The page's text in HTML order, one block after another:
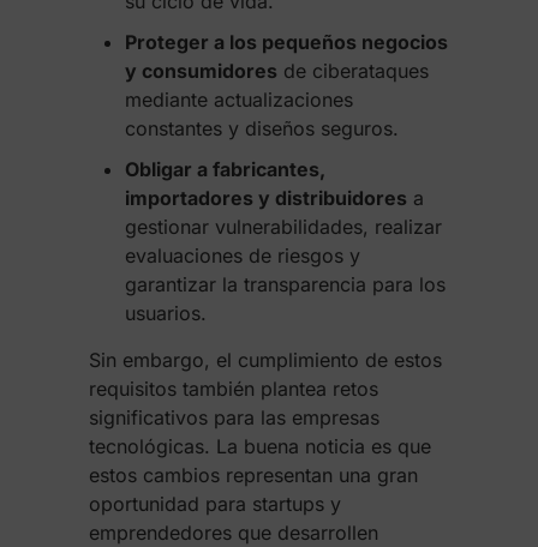
Proteger a los pequeños negocios
y consumidores de ciberataques
mediante actualizaciones
constantes y diseños seguros.
Obligar a fabricantes,
importadores y distribuidores a
gestionar vulnerabilidades, realizar
evaluaciones de riesgos y
garantizar la transparencia para los
usuarios.
Sin embargo, el cumplimiento de estos
requisitos también plantea retos
significativos para las empresas
tecnológicas. La buena noticia es que
estos cambios representan una gran
oportunidad para startups y
emprendedores que desarrollen